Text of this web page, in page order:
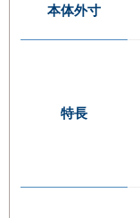
本体外寸
特長